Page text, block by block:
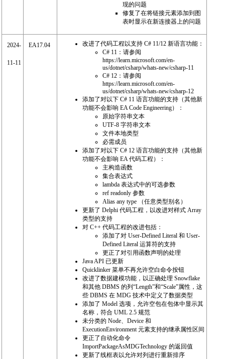
现的问题
修复了在将链接元素添加到图
表时显示在新连接器上的问题
2024-
11-11
EA17.04
改进了代码工程以支持 C# 11/12 新语言功能：
C# 11：请参阅
https://learn.microsoft.com/en-
us/dotnet/csharp/whats-new/csharp-11
C# 12：请参阅
https://learn.microsoft.com/en-
us/dotnet/csharp/whats-new/csharp-12
添加了对以下 C# 11 语言功能的支持（其他新
功能不会影响 EA Code Engineering）：
原始字符串文本
UTF-8 字符串文本
文件本地类型
必需成员
添加了对以下 C# 12 语言功能的支持（其他新
功能不会影响 EA 代码工程）：
主构造函数
集合表达式
lambda 表达式中的可选参数
ref readonly 参数
Alias any type （任意类型别名）
更新了 Delphi 代码工程，以改进对样式 Array
类型的支持
对 C++ 代码工程的改进包括：
添加了对 User-Defined Literal 和 User-
Defined Literal 运算符的支持
更正了对引用函数声明的处理
Java API 已更新
Quicklinker 菜单不再允许空白命令按钮
改进了数据建模功能，以正确处理 Snowflake
和其他 DBMS 的列“Length”和“Scale”属性，这
些 DBMS 在 MDG 技术中定义了数据类型
添加了 Model 选项，允许空包在包体中显示其
名称，符合 UML 2.5 规范
未分类的 Node、Device 和
ExecutionEnvironment 元素支持的继承属性区间
更正了自动化命令
ImportPackageAsMDGTechnology 的返回值
更新了线框表以允许对列进行重新排序